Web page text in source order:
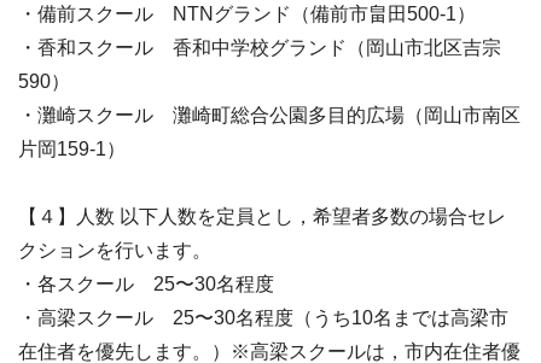
・備前スクール NTNグランド（備前市畠田500-1）
・香和スクール 香和中学校グランド（岡山市北区吉宗
590）
・灘崎スクール 灘崎町総合公園多目的広場（岡山市南区
片岡159-1）
【４】人数 以下人数を定員とし，希望者多数の場合セレ
クションを行います。
・各スクール 25〜30名程度
・高梁スクール 25〜30名程度（うち10名までは高梁市
在住者を優先します。）※高梁スクールは，市内在住者優